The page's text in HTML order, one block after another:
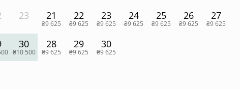
23
30
₴10 500
21
₴9 625
22
₴9 625
23
₴9 625
24
₴9 625
25
₴9 625
26
₴9 625
27
₴9 625
28
₴9 625
29
₴9 625
30
₴9 625